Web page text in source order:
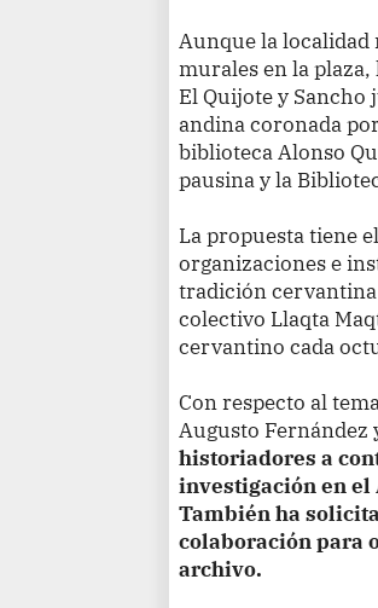
Aunque la localidad
murales en la plaza,
El Quijote y
andina coronada
biblioteca Alonso
pausina y la
La propuesta tiene
organizaciones e
tradición cervantina
colectivo Llaqta
cervantino cada
Con respecto al
Augusto Fernández
historiadores a
investigación en el
También ha
colaboración para
archivo.